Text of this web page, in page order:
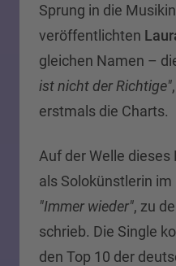
Sprung in die
veröffentlichten
gleichen Namen –
ist nicht der Richtige"
erstmals die Charts.
Auf der Welle
als Solokünstlerin
"Immer wieder", zu
schrieb. Die Single
den Top 10 der